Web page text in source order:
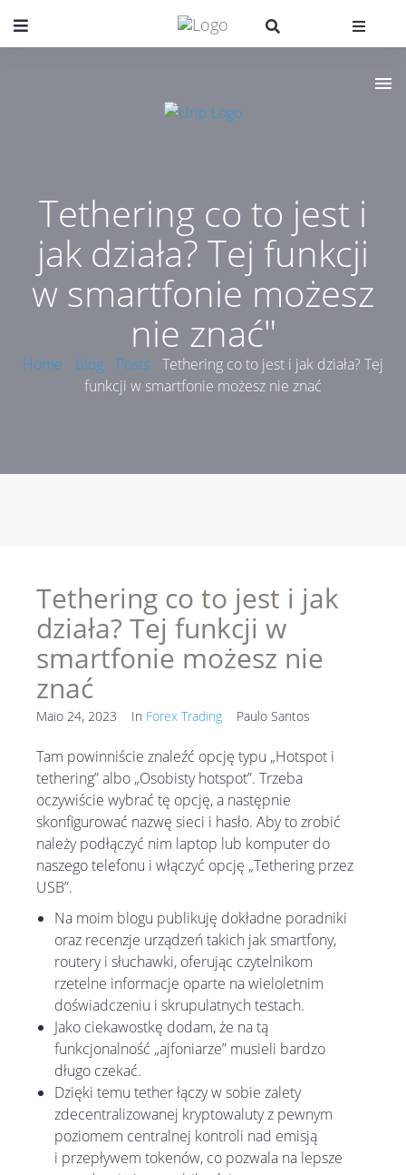
Tethering co to jest i
jak działa? Tej funkcji
w smartfonie możesz
nie znać"
Home blog Posts
Tethering co to jest i jak działa? Tej
funkcji w smartfonie możesz nie znać
Tethering co to jest i jak
działa? Tej funkcji w
smartfonie możesz nie
znać
Maio 24, 2023 In Forex Trading Paulo Santos
Tam powinniście znaleźć opcję typu „Hotspot i
tethering” albo „Osobisty hotspot”. Trzeba
oczywiście wybrać tę opcję, a następnie
skonfigurować nazwę sieci i hasło. Aby to zrobić
należy podłączyć nim laptop lub komputer do
naszego telefonu i włączyć opcję „Tethering przez
USB”.
Na moim blogu publikuję dokładne poradniki
oraz recenzje urządzeń takich jak smartfony,
routery i słuchawki, oferując czytelnikom
rzetelne informacje oparte na wieloletnim
doświadczeniu i skrupulatnych testach.
Jako ciekawostkę dodam, że na tą
funkcjonalność „ajfoniarze” musieli bardzo
długo czekać.
Dzięki temu tether łączy w sobie zalety
zdecentralizowanej kryptowaluty z pewnym
poziomem centralnej kontroli nad emisją
i przepływem tokenów, co pozwala na lepsze